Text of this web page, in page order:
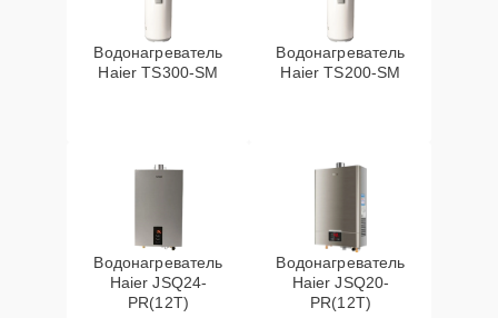
Водонагреватель
Haier TS300-SM
Водонагреватель
Haier TS200-SM
Водонагреватель
Haier JSQ24-
PR(12T)
Водонагреватель
Haier JSQ20-
PR(12T)